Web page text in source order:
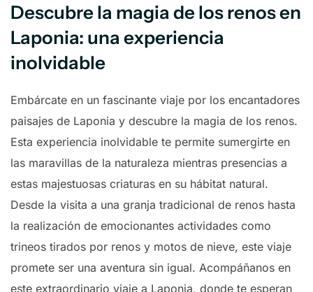
Descubre la magia de los renos en
Laponia: una experiencia
inolvidable
Embárcate en un fascinante viaje por los encantadores
paisajes de Laponia y descubre la magia de los renos.
Esta experiencia inolvidable te permite sumergirte en
las maravillas de la naturaleza mientras presencias a
estas majestuosas criaturas en su hábitat natural.
Desde la visita a una granja tradicional de renos hasta
la realización de emocionantes actividades como
trineos tirados por renos y motos de nieve, este viaje
promete ser una aventura sin igual. Acompáñanos en
este extraordinario viaje a Laponia, donde te esperan